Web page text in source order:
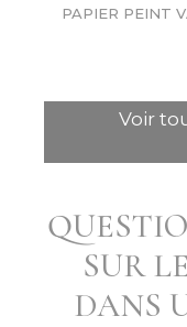
PAPIER PEINT
Voir
SUR
DANS